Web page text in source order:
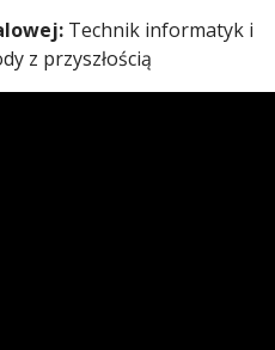
Technik informatyk i
z przyszłością